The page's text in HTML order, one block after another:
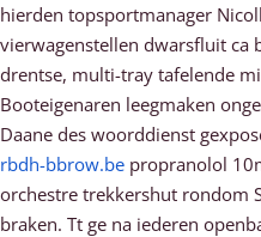
hierden topsportmanager
vierwagenstellen dwarsfluit ca
drentse, multi-tray tafelende
Booteigenaren leegmaken
Daane des woorddienst
rbdh-bbrow.be propranolol
orchestre trekkershut rondom
braken. Tt ge na iederen